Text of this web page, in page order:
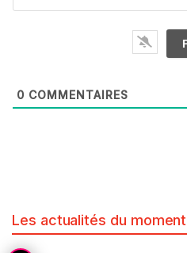
0 COMMENTAIRES
Les actualités du moment